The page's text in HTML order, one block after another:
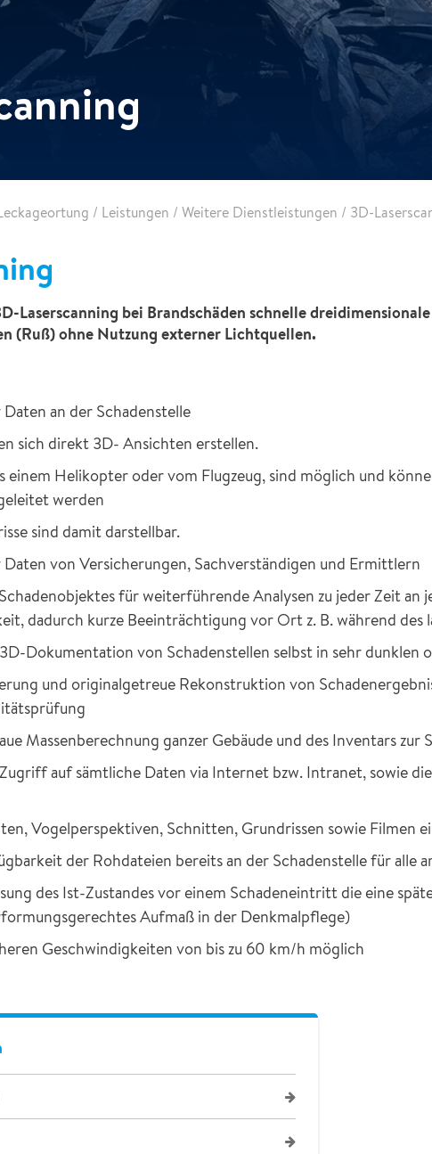
/ Leistungen / Weitere Dienstleistungen / 3D-
Laserscanning bei Brandschäden schnelle
(Ruß) ohne Nutzung externer Lichtquellen.
an der Schadenstelle
sich direkt 3D- Ansichten erstellen.
einem Helikopter oder vom Flugzeug, sind möglich und
werden
sind damit darstellbar.
von Versicherungen, Sachverständigen und Ermittlern
für weiterführende Analysen zu jeder Zeit
dadurch kurze Beeinträchtigung vor Ort z. B. während des
Dokumentation von Schadenstellen selbst in sehr dunklen
und originalgetreue Rekonstruktion von
Massenberechnung ganzer Gebäude und des Inventars
auf sämtliche Daten via Internet bzw. Intranet, sowie
Vogelperspektiven, Schnitten, Grundrissen sowie Filmen
der Rohdateien bereits an der Schadenstelle für alle
des Ist-Zustandes vor einem Schadeneintritt die eine
Aufmaß in der Denkmalpflege)
Geschwindigkeiten von bis zu 60 km/h möglich